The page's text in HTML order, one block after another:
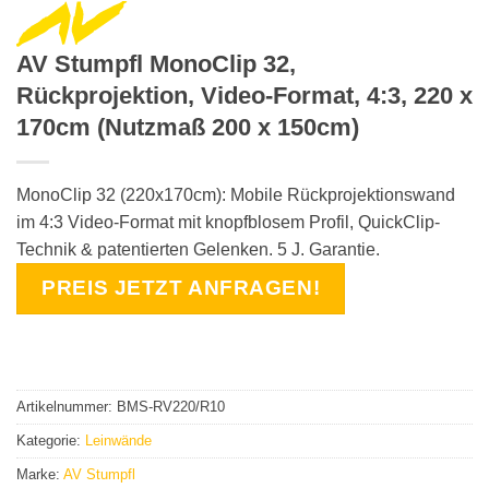
AV Stumpfl MonoClip 32,
Rückprojektion, Video-Format, 4:3, 220 x
170cm (Nutzmaß 200 x 150cm)
MonoClip 32 (220x170cm): Mobile Rückprojektionswand
im 4:3 Video-Format mit knopfblosem Profil, QuickClip-
Technik & patentierten Gelenken. 5 J. Garantie.
PREIS JETZT ANFRAGEN!
Artikelnummer: BMS-RV220/R10
Kategorie: Leinwände
Marke: AV Stumpfl